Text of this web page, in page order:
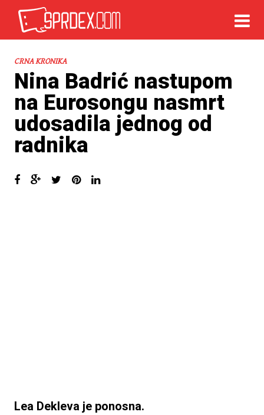
CRNA KRONIKA
Nina Badrić nastupom
na Eurosongu nasmrt
udosadila jednog od
radnika
Lea Dekleva je ponosna.